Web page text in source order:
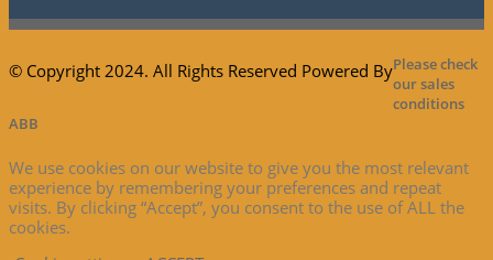
© Copyright 2024. All Rights Reserved Powered ByPlease check
our sales
conditions
ABB
We use cookies on our website to give you the most relevant
experience by remembering your preferences and repeat
visits. By clicking “Accept”, you consent to the use of ALL the
cookies.